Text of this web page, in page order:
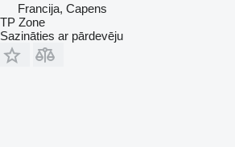
Francija, Capens
TP Zone
Sazināties ar pārdevēju